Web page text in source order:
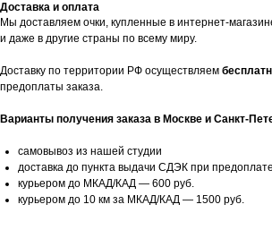
Доставка и оплата
Мы доставляем очки, купленные в интернет-
и даже в другие страны по всему миру.
Доставку по территории РФ осуществляем
предоплаты заказа.
Варианты получения заказа в Москве и Санкт-
самовывоз из нашей студии
доставка до пункта выдачи СДЭК при
курьером до МКАД/КАД — 600 руб.
курьером до 10 км за МКАД/КАД — 1500 руб.